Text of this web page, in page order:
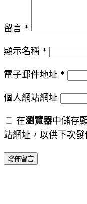
留言 *
顯示名稱 *
電子郵件地址 *
個人網站網址
在瀏覽器中儲存
站網址，以供下次發